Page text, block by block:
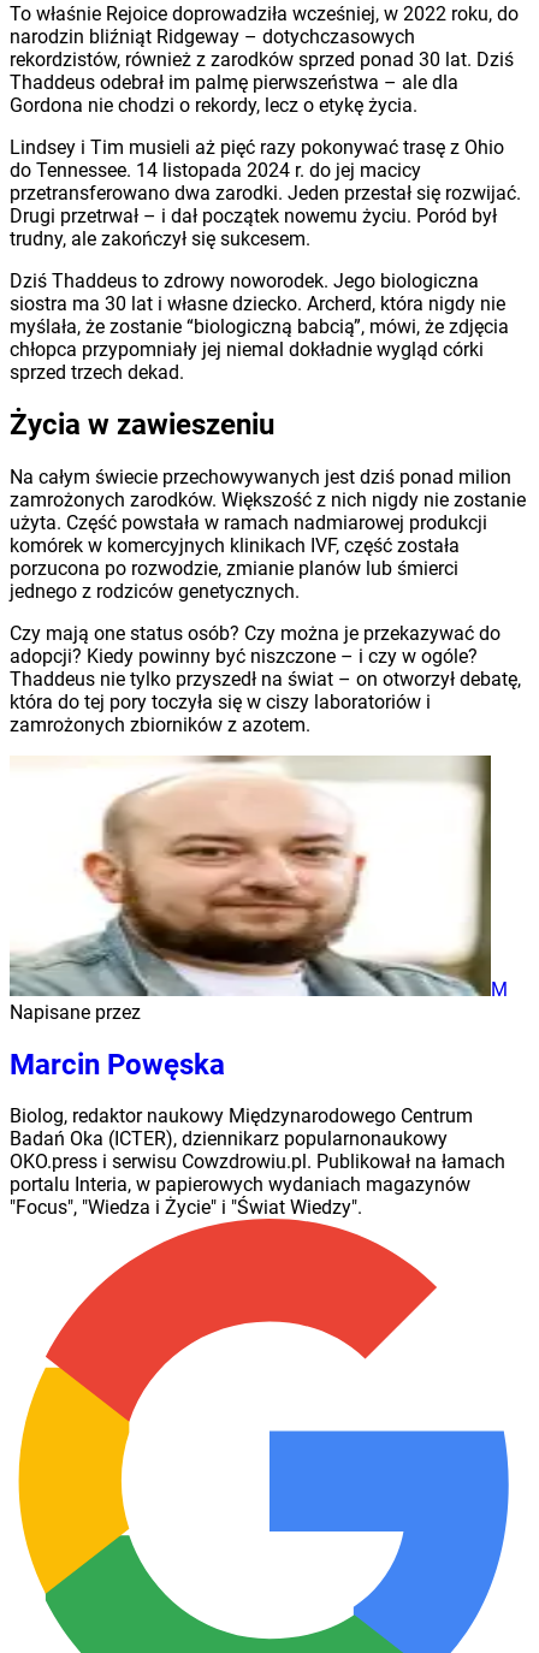
To właśnie Rejoice doprowadziła wcześniej, w 2022 roku, do
narodzin bliźniąt Ridgeway – dotychczasowych
rekordzistów, również z zarodków sprzed ponad 30 lat. Dziś
Thaddeus odebrał im palmę pierwszeństwa – ale dla
Gordona nie chodzi o rekordy, lecz o etykę życia.
Lindsey i Tim musieli aż pięć razy pokonywać trasę z Ohio
do Tennessee. 14 listopada 2024 r. do jej macicy
przetransferowano dwa zarodki. Jeden przestał się rozwijać.
Drugi przetrwał – i dał początek nowemu życiu. Poród był
trudny, ale zakończył się sukcesem.
Dziś Thaddeus to zdrowy noworodek. Jego biologiczna
siostra ma 30 lat i własne dziecko. Archerd, która nigdy nie
myślała, że zostanie “biologiczną babcią”, mówi, że zdjęcia
chłopca przypomniały jej niemal dokładnie wygląd córki
sprzed trzech dekad.
Życia w zawieszeniu
Na całym świecie przechowywanych jest dziś ponad milion
zamrożonych zarodków. Większość z nich nigdy nie zostanie
użyta. Część powstała w ramach nadmiarowej produkcji
komórek w komercyjnych klinikach IVF, część została
porzucona po rozwodzie, zmianie planów lub śmierci
jednego z rodziców genetycznych.
Czy mają one status osób? Czy można je przekazywać do
adopcji? Kiedy powinny być niszczone – i czy w ogóle?
Thaddeus nie tylko przyszedł na świat – on otworzył debatę,
która do tej pory toczyła się w ciszy laboratoriów i
zamrożonych zbiorników z azotem.
M
Napisane przez
Marcin Powęska
Biolog, redaktor naukowy Międzynarodowego Centrum
Badań Oka (ICTER), dziennikarz popularnonaukowy
OKO.press i serwisu Cowzdrowiu.pl. Publikował na łamach
portalu Interia, w papierowych wydaniach magazynów
"Focus", "Wiedza i Życie" i "Świat Wiedzy".